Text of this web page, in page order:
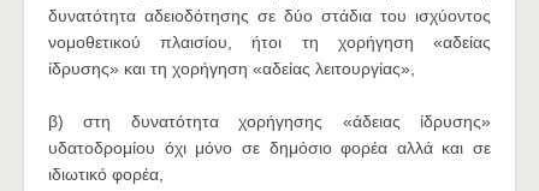
δυνατότητα αδειοδότησης σε δύο στάδια του ισχύοντος
νομοθετικού πλαισίου, ήτοι τη χορήγηση «αδείας
ίδρυσης» και τη χορήγηση «αδείας λειτουργίας»,
β) στη δυνατότητα χορήγησης «άδειας ίδρυσης»
υδατοδρομίου όχι μόνο σε δημόσιο φορέα αλλά και σε
ιδιωτικό φορέα,